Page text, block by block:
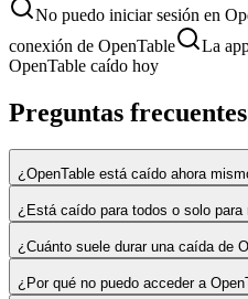
No puedo iniciar sesión en
conexión de OpenTable
La
OpenTable caído hoy
Preguntas frecuentes
¿OpenTable está caído ahora
¿Está caído para todos o solo para
¿Cuánto suele durar una caída de
¿Por qué no puedo acceder a